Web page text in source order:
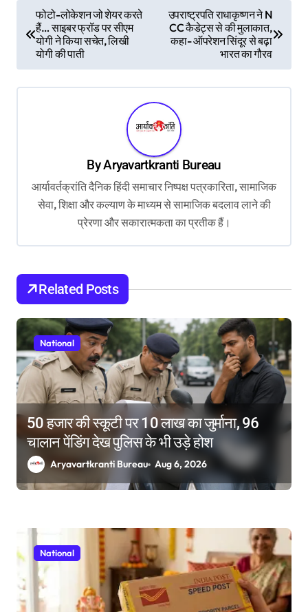
o
n
फोटो-लोकेशन जो शेयर करते
हैं… साइबर फ्रॉड पर सीएम
योगी ने किया सचेत, लिखी
योगी की पाती
उपराष्ट्रपति राधाकृष्णन ने N
CC कैडेट्स से की मुलाकात,
कहा- ऑपरेशन सिंदूर से बढ़ा
भारत का गौरव
ByAryavartkranti Bureau
आर्यावर्तक्रांति दैनिक हिंदी समाचार निष्पक्ष पत्रकारिता, सामाजिक
सेवा, शिक्षा और कल्याण के माध्यम से सामाजिक बदलाव लाने की
प्रेरणा और सकारात्मकता का प्रतीक हैं।
Related Posts
National
50 हजार की स्कूटी पर 10 लाख का जुर्माना, 96
चालान पेंडिंग देख पुलिस के भी उड़े होश
Aryavartkranti Bureau Aug 6, 2026
National